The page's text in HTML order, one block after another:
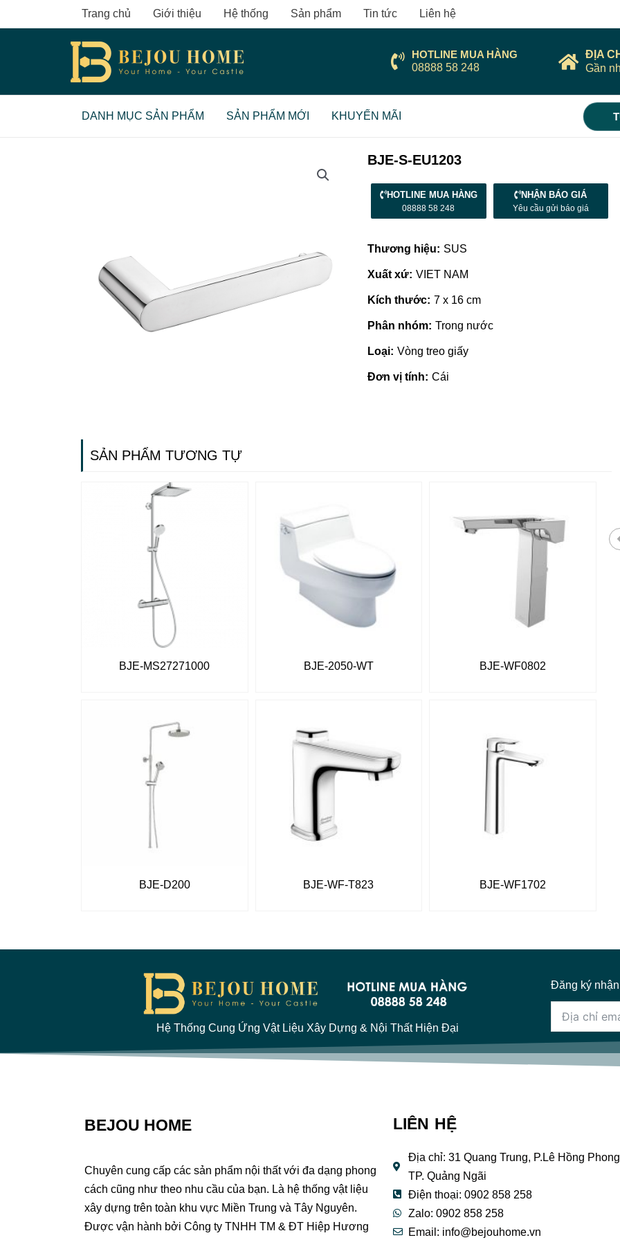
to
Trang chủ Giới thiệu Hệ thống Sản phẩm Tin tức Liên hệ
HOTLINE MUA HÀNG
08888 58 248
ĐỊA
Gần
DANH MỤC SẢN PHẨM SẢN PHẨM MỚI KHUYẾN MÃI
BJE-S-EU1203
HOTLINE MUA HÀNG
08888 58 248
NHẬN BÁO GIÁ
Yêu cầu gửi báo giá
Thương hiệu: SUS
Xuất xứ: VIET NAM
Kích thước: 7 x 16 cm
Phân nhóm: Trong nước
Loại: Vòng treo giấy
Đơn vị tính: Cái
SẢN PHẨM TƯƠNG TỰ
BJE-MS27271000 BJE-2050-WT BJE-WF0802
BJE-D200 BJE-WF-T823 BJE-WF1702
Giá vật liệu xây dựng tại Quảng
Ngãi | Cập nhật mới nhất 2022
Hệ Thống Cung Ứng Vật Liệu Xây Dựng & Nội Thất Hiện Đại
Đăng ký
BEJOU HOME
Chuyên cung cấp các sản phẩm nội thất với đa dạng phong
cách cũng như theo nhu cầu của bạn. Là hệ thống vật liệu
xây dựng trên toàn khu vực Miền Trung và Tây Nguyên.
Được vận hành bởi Công ty TNHH TM & ĐT Hiệp Hương
LIÊN HỆ
Địa chỉ: 31 Quang Trung, P.Lê Hồng
TP. Quảng Ngãi
Điện thoại: 0902 858 258
Zalo: 0902 858 258
Email: info@bejouhome.vn